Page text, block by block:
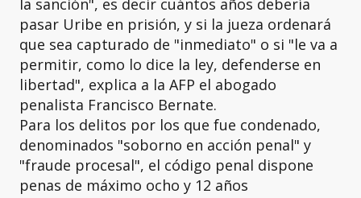
la sanción", es decir cuántos años debería
pasar Uribe en prisión, y si la jueza ordenará
que sea capturado de "inmediato" o si "le va a
permitir, como lo dice la ley, defenderse en
libertad", explica a la AFP el abogado
penalista Francisco Bernate.
Para los delitos por los que fue condenado,
denominados "soborno en acción penal" y
"fraude procesal", el código penal dispone
penas de máximo ocho y 12 años